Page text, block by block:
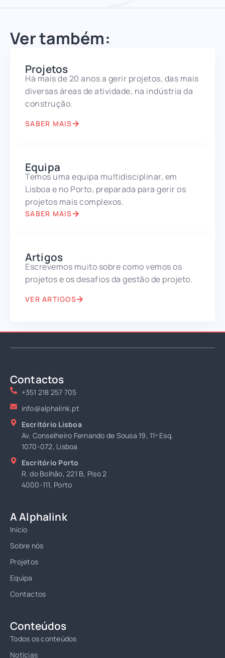
Ver também:
Projetos
Há mais de 20 anos a gerir projetos, das mais
diversas áreas de atividade, na indústria da
construção.
SABER MAIS
Equipa
Temos uma equipa multidisciplinar, em
Lisboa e no Porto, preparada para gerir os
projetos mais complexos.
SABER MAIS
Artigos
Escrevemos muito sobre como vemos os
projetos e os desafios da gestão de projeto.
VER ARTIGOS
Contactos
+351 218 257 705
info@alphalink.pt
Escritório Lisboa
Av. Conselheiro Fernando de Sousa 19, 11º Esq.
1070-072, Lisboa
Escritório Porto
R. do Bolhão, 221 B, Piso 2
4000-111, Porto
A Alphalink
Início
Sobre nós
Projetos
Equipa
Contactos
Conteúdos
Todos os conteúdos
Notícias